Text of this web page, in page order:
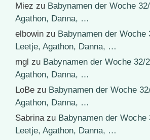
Miez zu Babynamen der Woche
Agathon, Danna, …
elbowin zu Babynamen der Woche
Leetje, Agathon, Danna, …
mgl zu Babynamen der Woche 32/
Agathon, Danna, …
LoBe zu Babynamen der Woche
Agathon, Danna, …
Sabrina zu Babynamen der Woche
Leetje, Agathon, Danna, …